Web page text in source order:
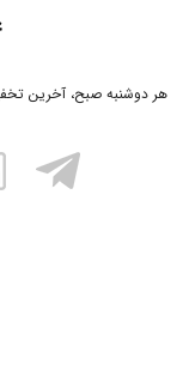
هر دوشنبه صبح، آخرین